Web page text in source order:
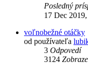
Posledný
17 Dec
voľnobežné otáčky
od používateľa
3 Odpovedí
3124